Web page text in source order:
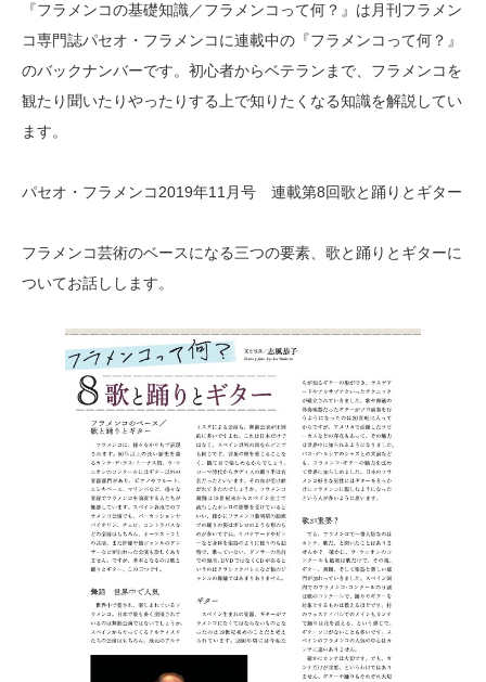
『フラメンコの基礎知識／フラメンコって何？』は月刊フラメン
コ専門誌パセオ・フラメンコに連載中の『フラメンコって何？』
のバックナンバーです。初心者からベテランまで、フラメンコを
観たり聞いたりやったりする上で知りたくなる知識を解説してい
ます。
パセオ・フラメンコ2019年11月号 連載第8回歌と踊りとギター
フラメンコ芸術のベースになる三つの要素、歌と踊りとギターに
ついてお話しします。